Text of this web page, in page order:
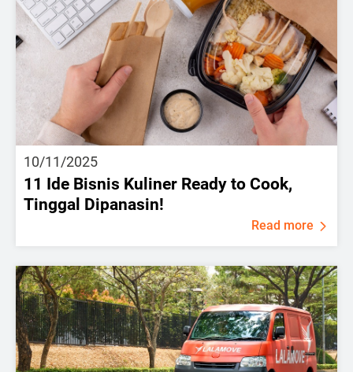
10/11/2025
11 Ide Bisnis Kuliner Ready to Cook,
Tinggal Dipanasin!
Read more